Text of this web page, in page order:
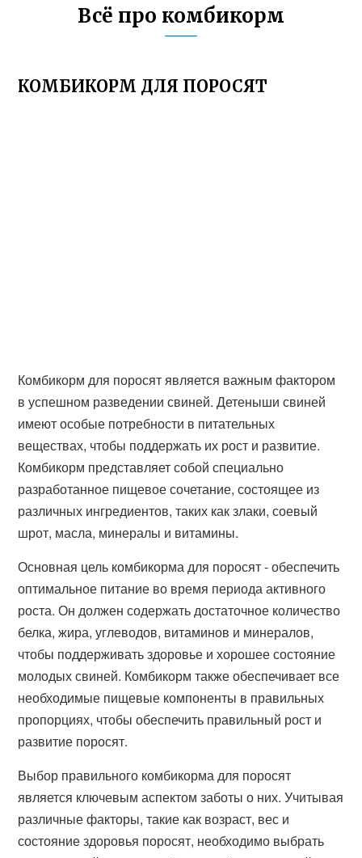
Всё про комбикорм
КОМБИКОРМ ДЛЯ ПОРОСЯТ
Комбикорм для поросят является важным фактором
в успешном разведении свиней. Детеныши свиней
имеют особые потребности в питательных
веществах, чтобы поддержать их рост и развитие.
Комбикорм представляет собой специально
разработанное пищевое сочетание, состоящее из
различных ингредиентов, таких как злаки, соевый
шрот, масла, минералы и витамины.
Основная цель комбикорма для поросят - обеспечить
оптимальное питание во время периода активного
роста. Он должен содержать достаточное количество
белка, жира, углеводов, витаминов и минералов,
чтобы поддерживать здоровье и хорошее состояние
молодых свиней. Комбикорм также обеспечивает все
необходимые пищевые компоненты в правильных
пропорциях, чтобы обеспечить правильный рост и
развитие поросят.
Выбор правильного комбикорма для поросят
является ключевым аспектом заботы о них. Учитывая
различные факторы, такие как возраст, вес и
состояние здоровья поросят, необходимо выбрать